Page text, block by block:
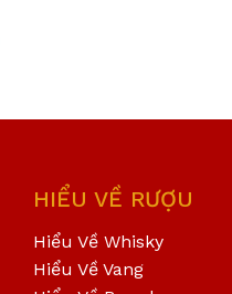
HIỂU VỀ RƯỢU
Hiểu Về Whisky
Hiểu Về Vang